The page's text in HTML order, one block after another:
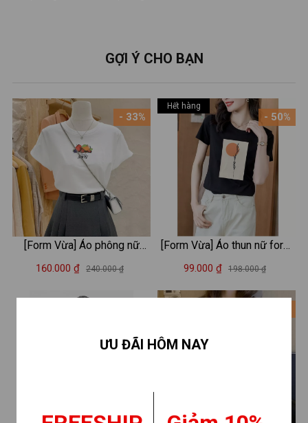
GỢI Ý CHO BẠN
- 33%
[Form Vừa] Áo phông nữ
LOZA màu trắng BST Hoa
thun cotton 4 chiều mát mẻ -
160.000 ₫ 240.000 ₫
- 50%
Hết hàng
[Form Vừa] Áo thun nữ form
vừa in hình thời trang - Áo
XA0010
99.000 ₫ 198.000 ₫
ƯU ĐÃI HÔM NAY